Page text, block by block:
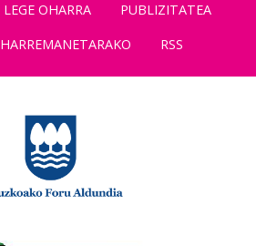
LEGE OHARRA
PUBLIZITATEA
HARREMANETARAKO RSS